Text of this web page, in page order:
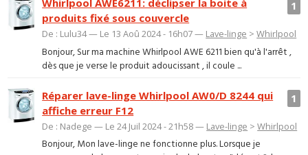
1
Whirlpool AWE6211: déclipser la boite à
produits fixé sous couvercle
De : Lulu34 — Le 13 Aoû 2024 - 16h07 — Lave-linge >Whirlpool
Bonjour, Sur ma machine Whirlpool AWE 6211 bien qu'à l'arrêt ,
dès que je verse le produit adoucissant , il coule ...
1
Réparer lave-linge Whirlpool AW0/D 8244 qui
affiche erreur F12
De : Nadege — Le 24 Juil 2024 - 21h58 — Lave-linge >Whirlpool
Bonjour, Mon lave-linge ne fonctionne plus. Lorsque je